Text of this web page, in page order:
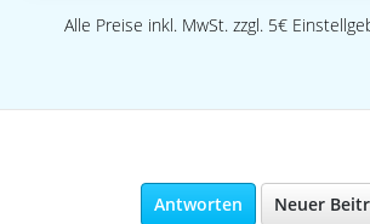
Alle Preise inkl. MwSt. zzgl. 5€
Antworten Neuer